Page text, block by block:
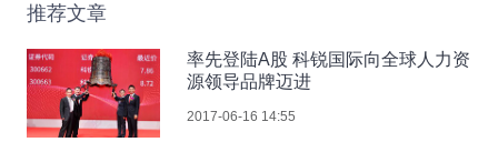
推荐文章
率先登陆A股 科锐国际向全球人力资
源领导品牌迈进
2017-06-16 14:55